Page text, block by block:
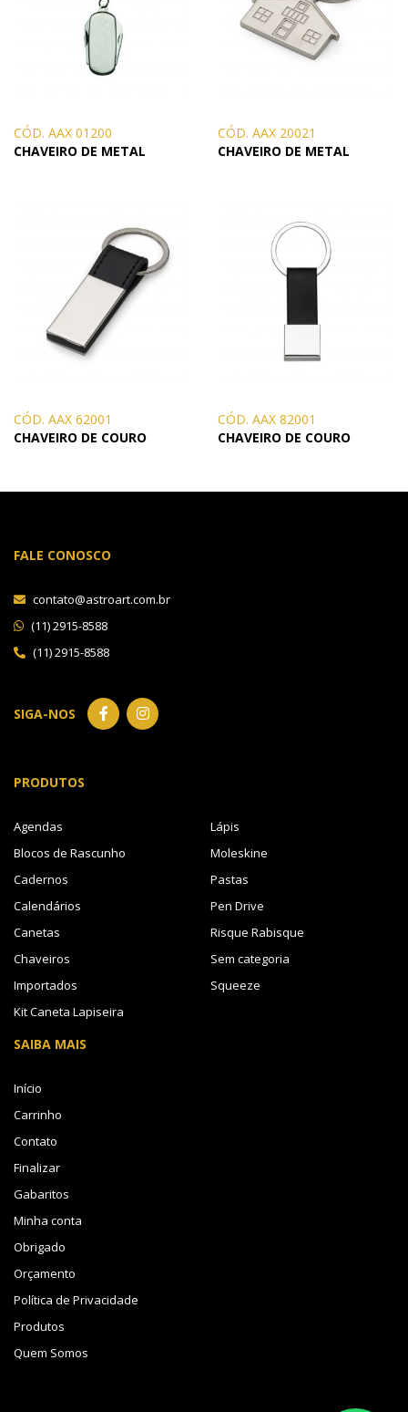
CÓD. AAX 01200
CHAVEIRO DE METAL
CÓD. AAX 20021
CHAVEIRO DE METAL
CÓD. AAX 62001
CHAVEIRO DE COURO
CÓD. AAX 82001
CHAVEIRO DE COURO
FALE CONOSCO
contato@astroart.com.br
(11) 2915-8588
(11) 2915-8588
SIGA-NOS
PRODUTOS
Agendas
Blocos de Rascunho
Cadernos
Calendários
Canetas
Chaveiros
Importados
Kit Caneta Lapiseira
Lápis
Moleskine
Pastas
Pen Drive
Risque Rabisque
Sem categoria
Squeeze
SAIBA MAIS
Início
Carrinho
Contato
Finalizar
Gabaritos
Minha conta
Obrigado
Orçamento
Política de Privacidade
Produtos
Quem Somos